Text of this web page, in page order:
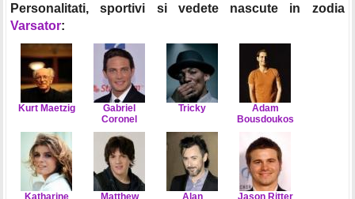
Personalitati, sportivi si vedete nascute in zodia
Varsator:
Kurt Maetzig
Gabriel
Coronel
Tricky
Adam
Bousdoukos
Katharine
Matthew
Alan
Jason Ritter